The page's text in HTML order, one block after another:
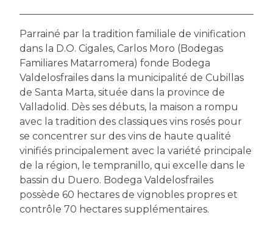
Parrainé par la tradition familiale de vinification
dans la D.O. Cigales, Carlos Moro (Bodegas
Familiares Matarromera) fonde Bodega
Valdelosfrailes dans la municipalité de Cubillas
de Santa Marta, située dans la province de
Valladolid. Dès ses débuts, la maison a rompu
avec la tradition des classiques vins rosés pour
se concentrer sur des vins de haute qualité
vinifiés principalement avec la variété principale
de la région, le tempranillo, qui excelle dans le
bassin du Duero. Bodega Valdelosfrailes
possède 60 hectares de vignobles propres et
contrôle 70 hectares supplémentaires.